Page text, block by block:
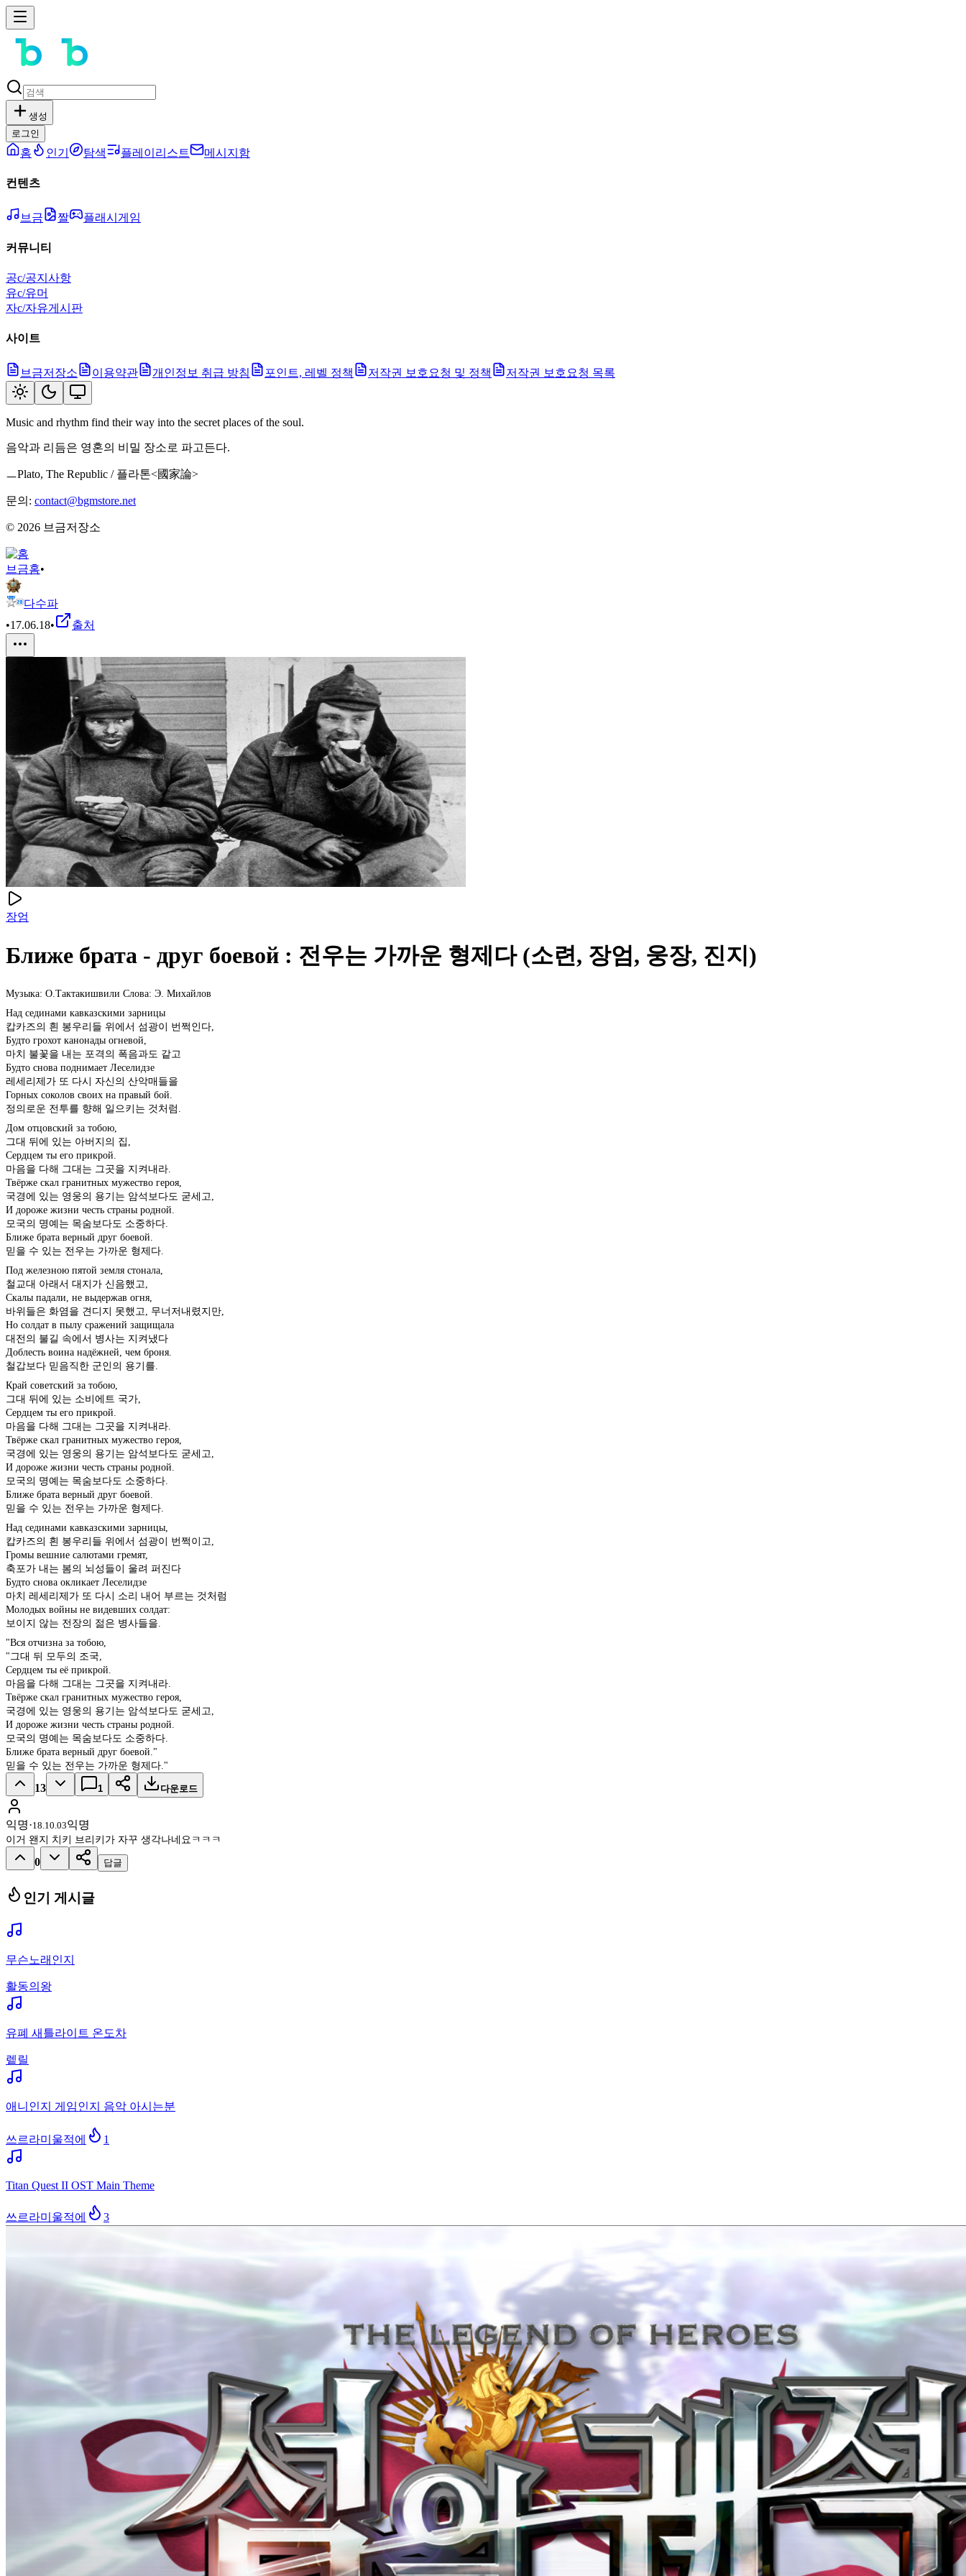
생성
로그인
홈 인기 탐색 플레이리스트 메시지함
컨텐츠
브금 짤 플래시게임
커뮤니티
공c/공지사항
유c/유머
자c/자유게시판
사이트
브금저장소 이용약관 개인정보 취급 방침 포인트, 레벨 정책 저작권 보호요청 및 정책 저작권 보호요청 목록
Music and rhythm find their way into the secret places of the soul.
음악과 리듬은 영혼의 비밀 장소로 파고든다.
ㅡPlato, The Republic / 플라톤<國家論>
문의: contact@bgmstore.net
© 2026 브금저장소
브금홈•
다수파
•17.06.18• 출처
장엄
Ближе брата - друг боевой : 전우는 가까운 형제다 (소련, 장엄, 웅장, 진지)
Музыка: О.Тактакишвили Слова: Э. Михайлов
Над сединами кавказскими зарницы
캅카즈의 흰 봉우리들 위에서 섬광이 번쩍인다,
Будто грохот канонады огневой,
마치 불꽃을 내는 포격의 폭음과도 같고
Будто снова поднимает Леселидзе
레세리제가 또 다시 자신의 산악매들을
Горных соколов своих на правый бой.
정의로운 전투를 향해 일으키는 것처럼.
Дом отцовский за тобою,
그대 뒤에 있는 아버지의 집,
Сердцем ты его прикрой.
마음을 다해 그대는 그곳을 지켜내라.
Твёрже скал гранитных мужество героя,
국경에 있는 영웅의 용기는 암석보다도 굳세고,
И дороже жизни честь страны родной.
모국의 명예는 목숨보다도 소중하다.
Ближе брата верный друг боевой.
믿을 수 있는 전우는 가까운 형제다.
Под железною пятой земля стонала,
철교대 아래서 대지가 신음했고,
Скалы падали, не выдержав огня,
바위들은 화염을 견디지 못했고, 무너저내렸지만,
Но солдат в пылу сражений защищала
대전의 불길 속에서 병사는 지켜냈다
Доблесть воина надёжней, чем броня.
철갑보다 믿음직한 군인의 용기를.
Край советский за тобою,
그대 뒤에 있는 소비에트 국가,
Сердцем ты его прикрой.
마음을 다해 그대는 그곳을 지켜내라.
Твёрже скал гранитных мужество героя,
국경에 있는 영웅의 용기는 암석보다도 굳세고,
И дороже жизни честь страны родной.
모국의 명예는 목숨보다도 소중하다.
Ближе брата верный друг боевой.
믿을 수 있는 전우는 가까운 형제다.
Над сединами кавказскими зарницы,
캅카즈의 흰 봉우리들 위에서 섬광이 번쩍이고,
Громы вешние салютами гремят,
축포가 내는 봄의 뇌성들이 울려 퍼진다
Будто снова окликает Леселидзе
마치 레세리제가 또 다시 소리 내어 부르는 것처럼
Молодых войны не видевших солдат:
보이지 않는 전장의 젊은 병사들을.
"Вся отчизна за тобою,
"그대 뒤 모두의 조국,
Сердцем ты её прикрой.
마음을 다해 그대는 그곳을 지켜내라.
Твёрже скал гранитных мужество героя,
국경에 있는 영웅의 용기는 암석보다도 굳세고,
И дороже жизни честь страны родной.
모국의 명예는 목숨보다도 소중하다.
Ближе брата верный друг боевой."
믿을 수 있는 전우는 가까운 형제다."
13 1 다운로드
익명·18.10.03익명
이거 왠지 치키 브리키가 자꾸 생각나네요ㅋㅋㅋ
0 답글
인기 게시글
무슨노래인지
활동의왕
유폐 새틀라이트 온도차
렡릴
애니인지 게임인지 음악 아시는분
쓰르라미울적에 1
Titan Quest II OST Main Theme
쓰르라미울적에 3